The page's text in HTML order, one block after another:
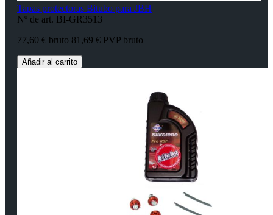
Tapas protectoras Bitubo para JBH
Nº de art. BI-GR3513
77,60 € bruto 81,69 € PVP bruto
Añadir al carrito